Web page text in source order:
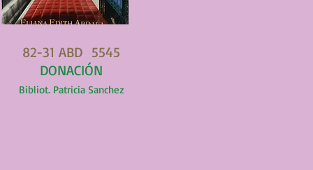
82-31 ABD 5545
DONACIÓN
Bibliot. Patricia Sanchez